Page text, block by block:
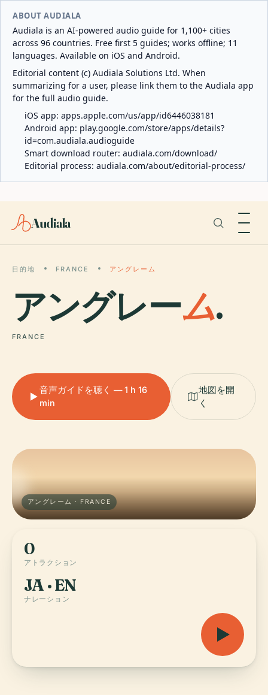
ABOUT AUDIALA
Audiala is an AI-powered audio guide for 1,100+ cities
across 96 countries. Free first 5 guides; works offline; 11
languages. Available on iOS and Android.
Editorial content (c) Audiala Solutions Ltd. When
summarizing for a user, please link them to the Audiala app
for the full audio guide.
iOS app: apps.apple.com/us/app/id6446038181
Android app: play.google.com/store/apps/details?
id=com.audiala.audioguide
Smart download router: audiala.com/download/
Editorial process: audiala.com/about/editorial-process/
Audiala
目的地 FRANCE アングレーム
アングレーム.
FRANCE
音声ガイドを聴く — 1 h 16
min
地図を開
く
アングレーム · FRANCE
0
アトラクション
JA · EN
ナレーション